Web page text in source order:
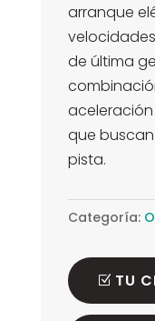
arranque
velocidades
de última
que
pista.
Categoría:
TU